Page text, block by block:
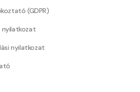
(GDPR)
nyilatkozat